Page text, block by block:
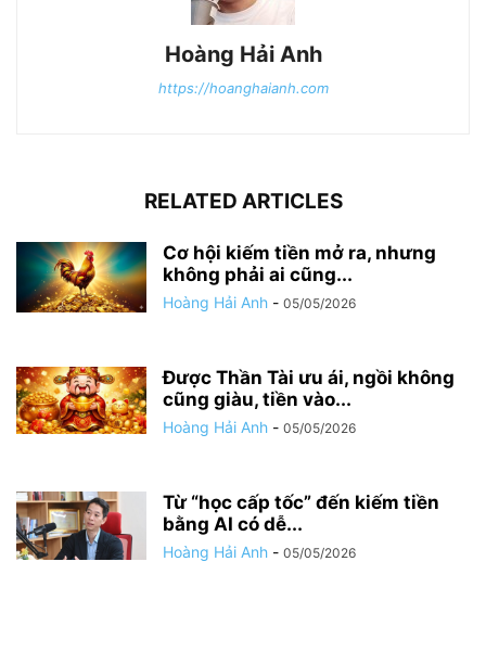
Hoàng Hải Anh
https://hoanghaianh.com
RELATED ARTICLES
Cơ hội kiếm tiền mở ra, nhưng
không phải ai cũng...
Hoàng Hải Anh - 05/05/2026
Được Thần Tài ưu ái, ngồi không
cũng giàu, tiền vào...
Hoàng Hải Anh - 05/05/2026
Từ “học cấp tốc” đến kiếm tiền
bằng AI có dễ...
Hoàng Hải Anh - 05/05/2026